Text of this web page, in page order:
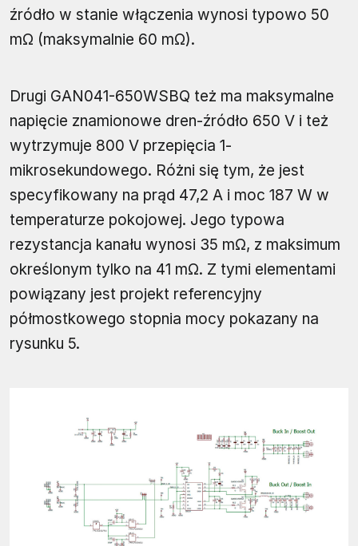
źródło w stanie włączenia wynosi typowo 50
mΩ (maksymalnie 60 mΩ).
Drugi GAN041-650WSBQ też ma maksymalne
napięcie znamionowe dren-źródło 650 V i też
wytrzymuje 800 V przepięcia 1-
mikrosekundowego. Różni się tym, że jest
specyfikowany na prąd 47,2 A i moc 187 W w
temperaturze pokojowej. Jego typowa
rezystancja kanału wynosi 35 mΩ, z maksimum
określonym tylko na 41 mΩ. Z tymi elementami
powiązany jest projekt referencyjny
półmostkowego stopnia mocy pokazany na
rysunku 5.